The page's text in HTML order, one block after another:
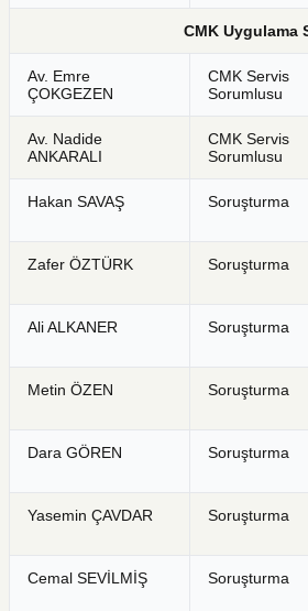
CMK Uygulama
Av. Emre
ÇOKGEZEN
CMK Servis
Sorumlusu
Av. Nadide
ANKARALI
CMK Servis
Sorumlusu
Hakan SAVAŞ Soruşturma
Zafer ÖZTÜRK Soruşturma
Ali ALKANER Soruşturma
Metin ÖZEN Soruşturma
Dara GÖREN Soruşturma
Yasemin ÇAVDAR Soruşturma
Cemal SEVİLMİŞ Soruşturma